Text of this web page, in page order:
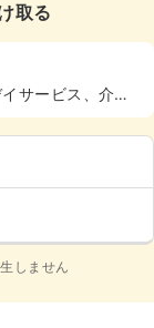
取る
サービス、介
しません